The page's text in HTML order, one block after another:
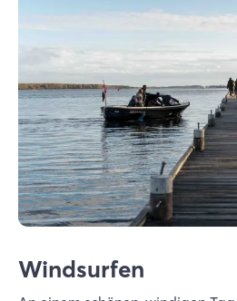
Windsurfen